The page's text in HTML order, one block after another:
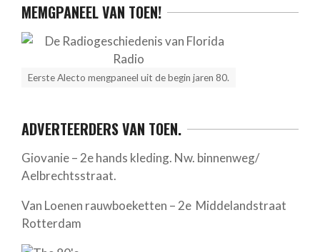
MEMGPANEEL VAN TOEN!
Eerste Alecto mengpaneel uit de begin jaren 80.
ADVERTEERDERS VAN TOEN.
Giovanie – 2e hands kleding. Nw. binnenweg/
Aelbrechtsstraat.
Van Loenen rauwboeketten – 2e Middelandstraat
Rotterdam